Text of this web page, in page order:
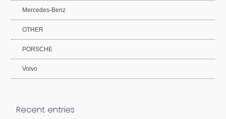
Mercedes-Benz
OTHER
PORSCHE
Volvo
Recent entries